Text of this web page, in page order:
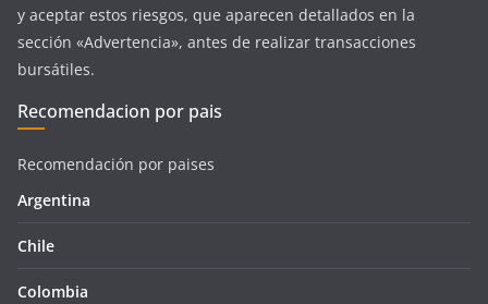
y aceptar estos riesgos, que aparecen detallados en la
sección «Advertencia», antes de realizar transacciones
bursátiles.
Recomendacion por pais
Recomendación por paises
Argentina
Chile
Colombia